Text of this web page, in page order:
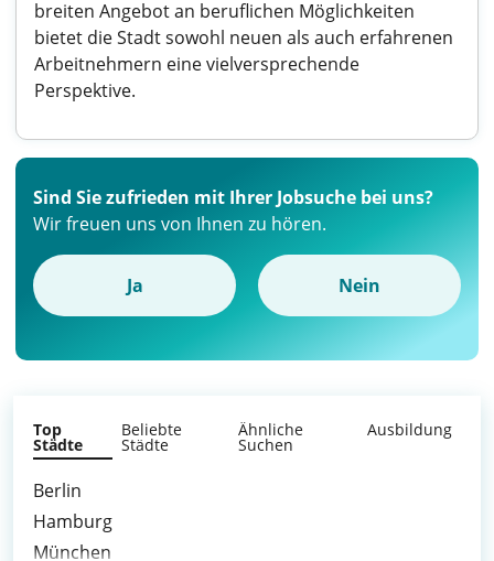
breiten Angebot an beruflichen Möglichkeiten
bietet die Stadt sowohl neuen als auch erfahrenen
Arbeitnehmern eine vielversprechende
Perspektive.
Sind Sie zufrieden mit Ihrer Jobsuche bei uns?
Wir freuen uns von Ihnen zu hören.
Ja Nein
Top
Städte
Beliebte
Städte
Ähnliche
Suchen
Ausbildung
Berlin
Hamburg
München